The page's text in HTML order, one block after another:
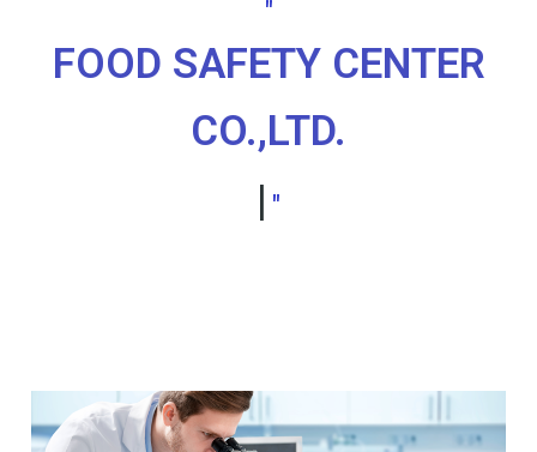
"
FOOD SAFETY CENTER
CO.,LTD.
| "